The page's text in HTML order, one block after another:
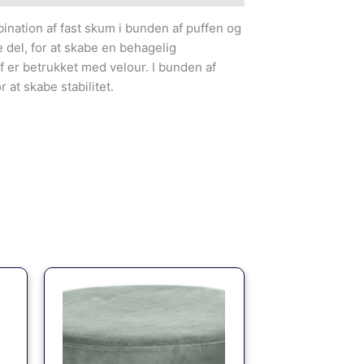
af fast skum i bunden af puffen og
for at skabe en behagelig
er betrukket med velour. I bunden af
at skabe stabilitet.